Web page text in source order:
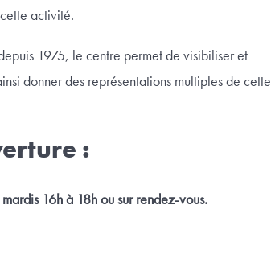
activité.
1975, le centre permet de visibiliser et
donner des représentations multiples de cette
:
16h à 18h ou sur rendez-vous.